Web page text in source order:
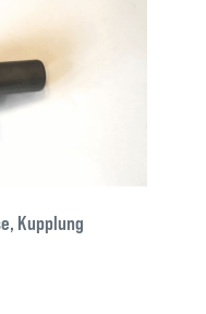
Kupplung